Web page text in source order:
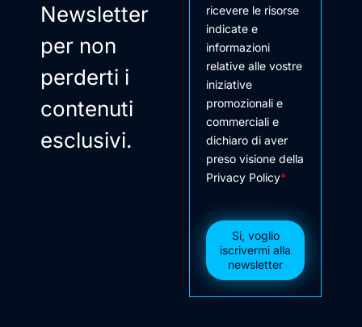
Newsletter
per non
perderti i
contenuti
esclusivi.
ricevere le risorse
indicate e
informazioni
relative alle vostre
iniziative
promozionali e
commerciali e
dichiaro di aver
preso visione della
Privacy Policy*
Si, voglio
iscrivermi alla
newsletter